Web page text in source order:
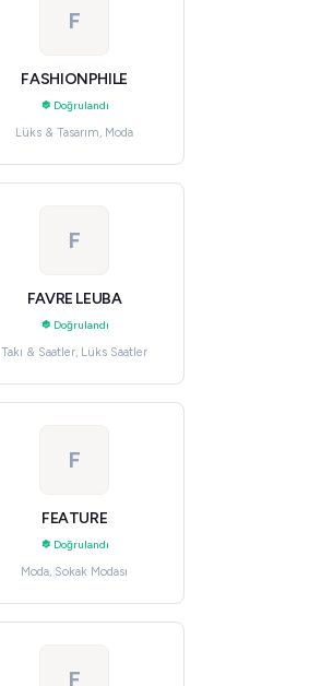
F
FASHIONPHILE
Doğrulandı
Lüks & Tasarım, Moda
F
FAVRE LEUBA
Doğrulandı
Takı & Saatler, Lüks Saatler
F
FEATURE
Doğrulandı
Moda, Sokak Modası
F